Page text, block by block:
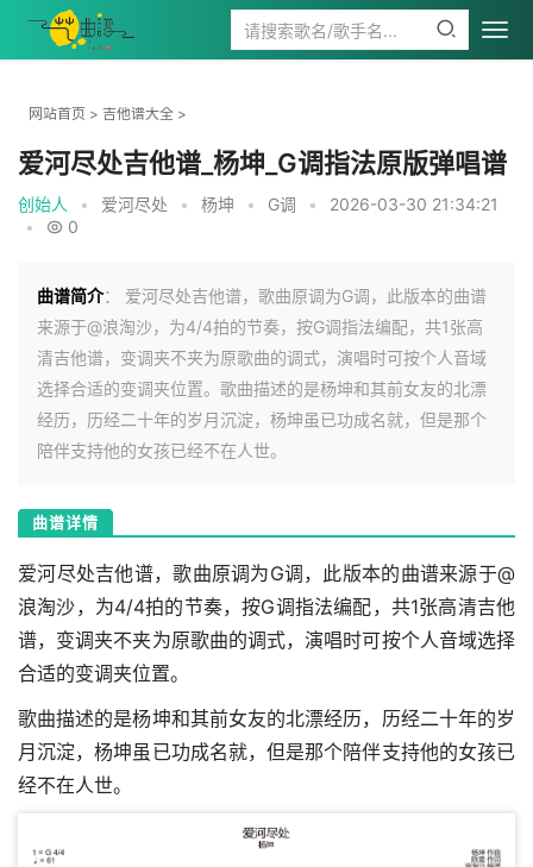
网站首页 > 吉他谱大全 >
爱河尽处吉他谱_杨坤_G调指法原版弹唱谱
创始人 • 爱河尽处 • 杨坤 • G调 •
2026-03-30 21:34:21
•
0
曲谱简介： 爱河尽处吉他谱，歌曲原调为G调，此版本的曲谱
来源于@浪淘沙，为4/4拍的节奏，按G调指法编配，共1张高
清吉他谱，变调夹不夹为原歌曲的调式，演唱时可按个人音域
选择合适的变调夹位置。歌曲描述的是杨坤和其前女友的北漂
经历，历经二十年的岁月沉淀，杨坤虽已功成名就，但是那个
陪伴支持他的女孩已经不在人世。
曲谱详情
爱河尽处吉他谱，歌曲原调为G调，此版本的曲谱来源于@
浪淘沙，为4/4拍的节奏，按G调指法编配，共1张高清吉他
谱，变调夹不夹为原歌曲的调式，演唱时可按个人音域选择
合适的变调夹位置。
歌曲描述的是杨坤和其前女友的北漂经历，历经二十年的岁
月沉淀，杨坤虽已功成名就，但是那个陪伴支持他的女孩已
经不在人世。